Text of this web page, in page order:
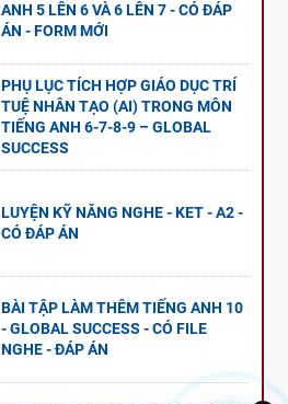
ANH 5 LÊN 6 VÀ 6 LÊN 7 - CÓ ĐÁP
ÁN - FORM MỚI
PHỤ LỤC TÍCH HỢP GIÁO DỤC TRÍ
TUỆ NHÂN TẠO (AI) TRONG MÔN
TIẾNG ANH 6-7-8-9 – GLOBAL
SUCCESS
LUYỆN KỸ NĂNG NGHE - KET - A2 -
CÓ ĐÁP ÁN
BÀI TẬP LÀM THÊM TIẾNG ANH 10
- GLOBAL SUCCESS - CÓ FILE
NGHE - ĐÁP ÁN